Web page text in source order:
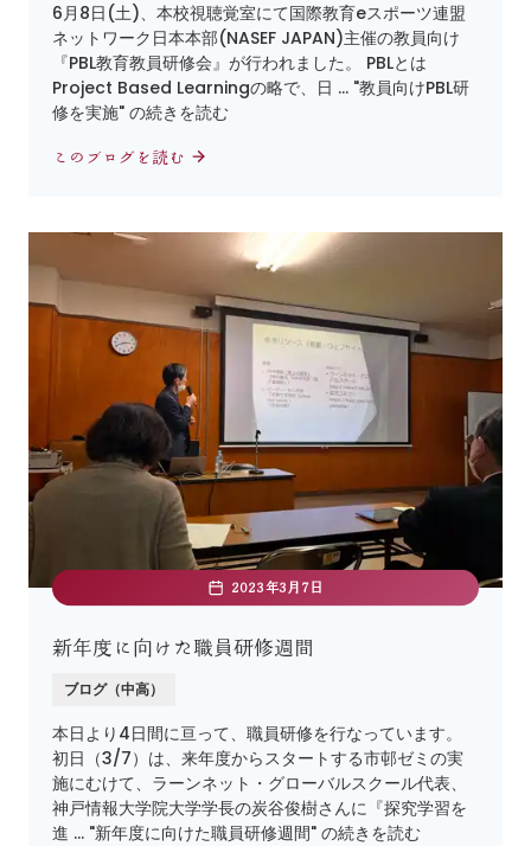
6月8日(土)、本校視聴覚室にて国際教育eスポーツ連盟
ネットワーク日本本部(NASEF JAPAN)主催の教員向け
『PBL教育教員研修会』が行われました。 PBLとは
Project Based Learningの略で、日 … "教員向けPBL研
修を実施" の続きを読む
このブログを読む
2023年3月7日
新年度に向けた職員研修週間
ブログ（中高）
本日より4日間に亘って、職員研修を行なっています。
初日（3/7）は、来年度からスタートする市邨ゼミの実
施にむけて、ラーンネット・グローバルスクール代表、
神戸情報大学院大学学長の炭谷俊樹さんに『探究学習を
進 … "新年度に向けた職員研修週間" の続きを読む